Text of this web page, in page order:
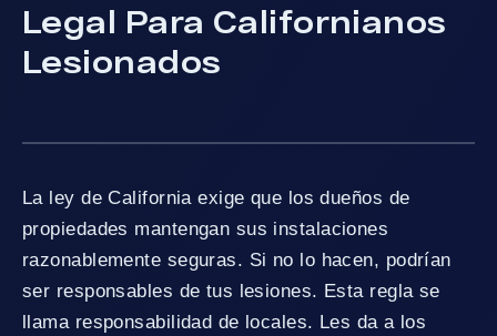
Legal Para Californianos
Lesionados
La ley de California exige que los dueños de
propiedades mantengan sus instalaciones
razonablemente seguras. Si no lo hacen, podrían
ser responsables de tus lesiones. Esta regla se
llama responsabilidad de locales. Les da a los